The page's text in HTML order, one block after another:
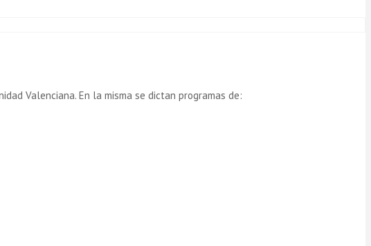
Valenciana. En la misma se dictan programas de: